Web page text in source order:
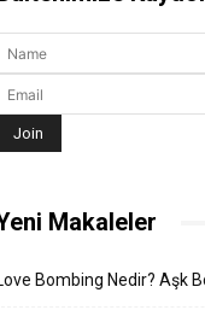
Makaleler
Bombing Nedir? Aşk